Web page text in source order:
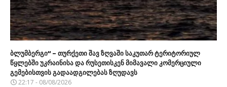
ბლუმბერგი“ – თურქეთი შავ ზღვაში საკუთარ ტერიტორიულ
წყლებში უკრაინისა და რუსეთისკენ მიმავალი კომერციული
გემებისთვის გადაადგილებას ზღუდავს
22:17 - 08/08/2026